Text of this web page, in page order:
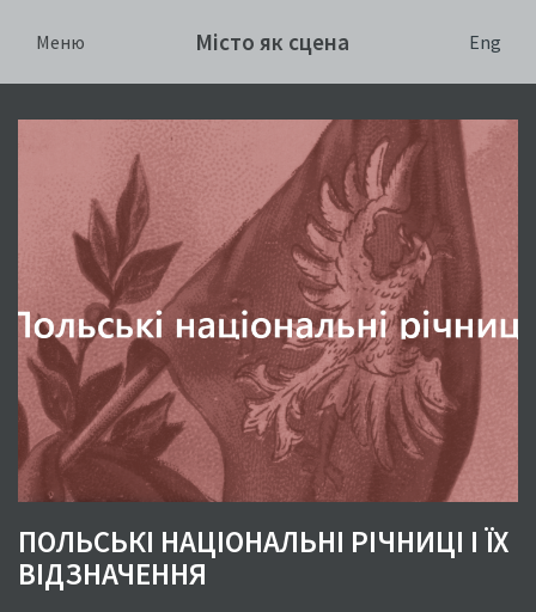
Меню Місто як сцена Eng
ПОЛЬСЬКІ НАЦІОНАЛЬНІ РІЧНИЦІ І ЇХ
ВІДЗНАЧЕННЯ